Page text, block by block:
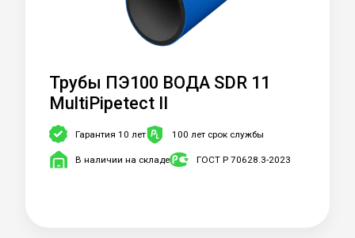
Трубы ПЭ100 ВОДА SDR 11
MultiPipetect II
Гарантия 10 лет 100 лет срок службы
В наличии на складе ГОСТ Р 70628.3-2023